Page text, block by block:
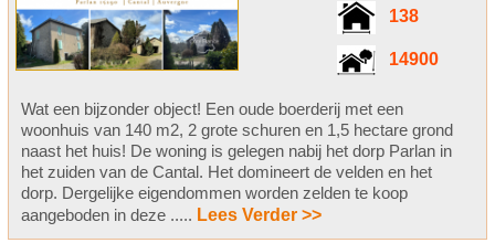
138
14900
Wat een bijzonder object! Een oude boerderij met een
woonhuis van 140 m2, 2 grote schuren en 1,5 hectare grond
naast het huis! De woning is gelegen nabij het dorp Parlan in
het zuiden van de Cantal. Het domineert de velden en het
dorp. Dergelijke eigendommen worden zelden te koop
aangeboden in deze ..... Lees Verder >>